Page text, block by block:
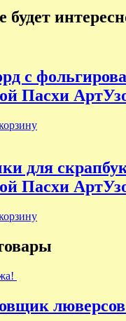
будет
с
Пасхи
для
Пасхи